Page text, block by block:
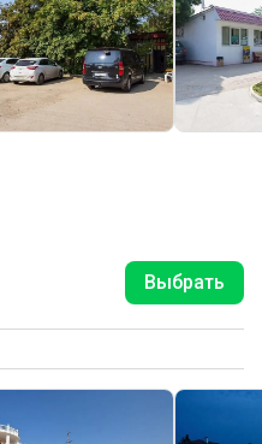
Выбрать